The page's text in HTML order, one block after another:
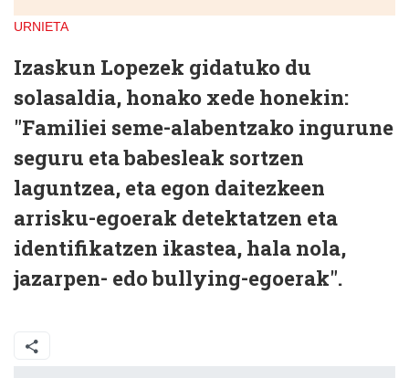
URNIETA
Izaskun Lopezek gidatuko du
solasaldia, honako xede honekin:
"Familiei seme-alabentzako ingurune
seguru eta babesleak sortzen
laguntzea, eta egon daitezkeen
arrisku-egoerak detektatzen eta
identifikatzen ikastea, hala nola,
jazarpen- edo bullying-egoerak".